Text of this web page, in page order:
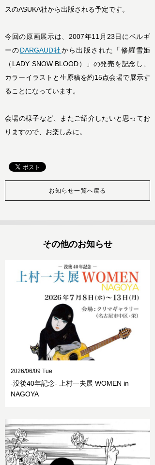
スのASUKA社から出版される予定です。
今回の原画展示は、2007年11月23日にベルギ
ーのDARGAUD社から出版された「修羅雪姫
（LADY SNOW BLOOD）」の発売を記念し、
カラーイラストと生原稿を約15点会場で展示す
ることになっています。
会場の様子など、またご紹介したいと思ってお
りますので、お楽しみに。
お知らせ一覧へ戻る
その他のお知らせ
2026/06/09 Tue
-没後40年記念- 上村一夫展 WOMEN in
NAGOYA